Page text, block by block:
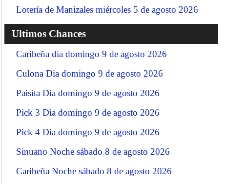
Lotería de Manizales miércoles 5 de agosto 2026
Ultimos Chances
Caribeña dia domingo 9 de agosto 2026
Culona Dia domingo 9 de agosto 2026
Paisita Dia domingo 9 de agosto 2026
Pick 3 Dia domingo 9 de agosto 2026
Pick 4 Dia domingo 9 de agosto 2026
Sinuano Noche sábado 8 de agosto 2026
Caribeña Noche sábado 8 de agosto 2026